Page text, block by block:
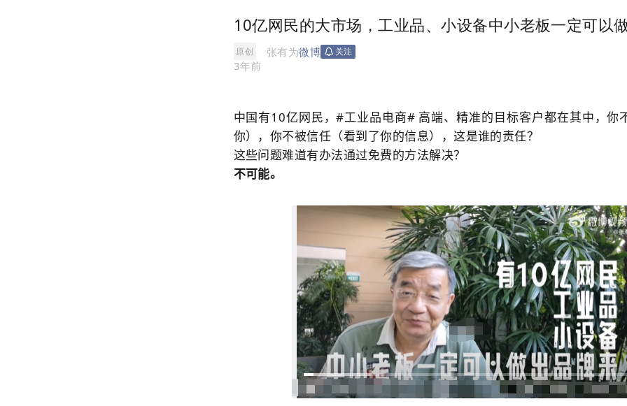
10亿网民的大市场，工业品、小设备中小老板一定可以
原创 张有为微博 关注
3年前
中国有10亿网民，#工业品电商# 高端、精准的目标客户都在其中，你
你），你不被信任（看到了你的信息），这是谁的责任？
这些问题难道有办法通过免费的方法解决？
不可能。